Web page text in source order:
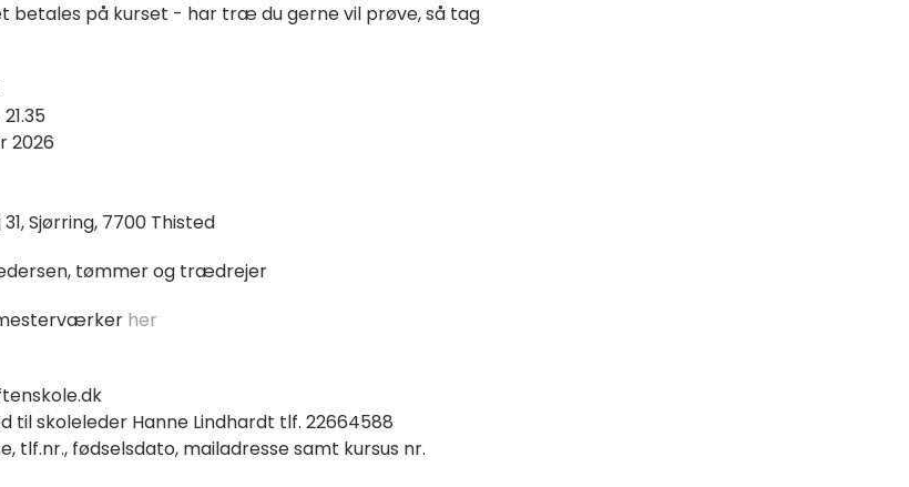
betales på kurset - har træ du gerne vil prøve, så tag
2026
Sjørring, 7700 Thisted
tømmer og trædrejer
her
til skoleleder Hanne Lindhardt tlf. 22664588
tlf.nr., fødselsdato, mailadresse samt kursus nr.